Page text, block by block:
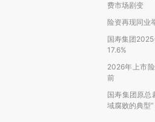
费市场剧变
险资再现同业
国寿集团
17.6%
2026年上市
前
国寿集团原总
域腐败的典型”